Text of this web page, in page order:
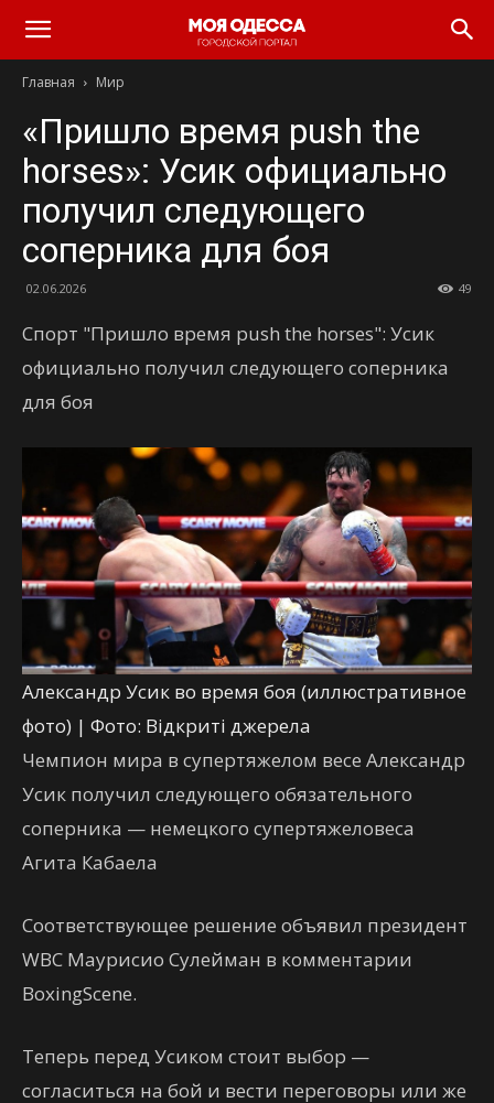
Моя
Одесса
Главная Мир
«Пришло время push the
horses»: Усик официально
получил следующего
соперника для боя
02.06.2026 49
Спорт "Пришло время push the horses": Усик
официально получил следующего соперника
для боя
Александр Усик во время боя (иллюстративное
фото) | Фото: Відкриті джерела
Чемпион мира в супертяжелом весе Александр
Усик получил следующего обязательного
соперника — немецкого супертяжеловеса
Агита Кабаела
Соответствующее решение объявил президент
WBC Маурисио Сулейман в комментарии
BoxingScene.
Теперь перед Усиком стоит выбор —
согласиться на бой и вести переговоры или же